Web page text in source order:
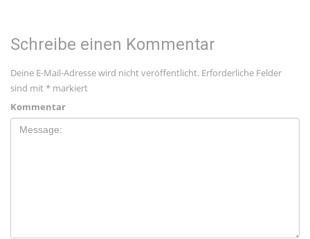
Schreibe einen Kommentar
Deine E-Mail-Adresse wird nicht veröffentlicht. Erforderliche Felder
sind mit* markiert
Kommentar